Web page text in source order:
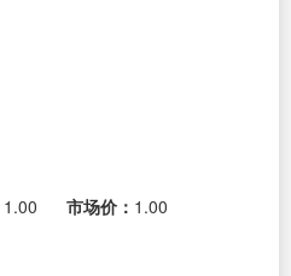
1.00 市场价： 1.00